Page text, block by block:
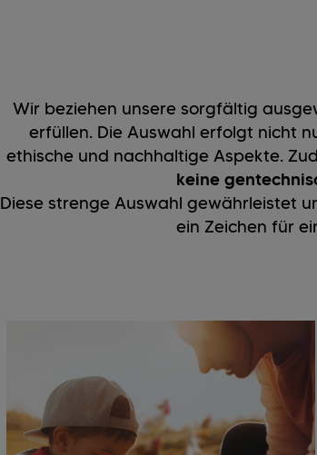
Wir beziehen unsere sorgfältig
erfüllen. Die Auswahl erfolgt nicht
ethische und nachhaltige Aspekte.
keine
Diese strenge Auswahl gewährleistet
ein Zeichen für